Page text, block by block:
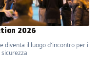
2026
diventa il luogo d'incontro per i